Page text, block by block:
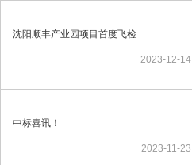
沈阳顺丰产业园项目首度飞检
2023-12-14
中标喜讯！
2023-11-23